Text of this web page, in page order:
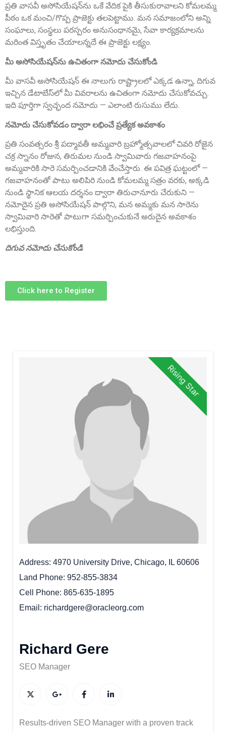
Sri Anna Ranganayakulu
Sri A.S. Aswathanarayana Setty
Founder Donor, Gowribidanur, Karnataka
Sri Matta Raghavendra
Founder Donor, Bagepalli, Karnataka
Sri DVVS Prasad & Smt. Subhashini
AP State President & Secretary, Guntur, AP
ప్రతి వాసవీ అసోసియేషన్‌ను ఒకే వేదిక పైకి తీసుకురావాలని కోమలమ్మ
పీఠం ఒక మంచి/గొప్ప ప్రాజెక్టు తలపెట్టాము. మన సమాజంలోని అన్ని
సంఘాలు, సంస్థలు పరస్పరం అనుసంధానమై, సేవా కార్యక్రమాలను
మరింత విస్తృతం చేయాలన్నదే ఈ ప్రాజెక్టు లక్ష్యం.
మీ అసోసియేషన్‌ను ఉచితంగా నమోదు చేసుకోండి
మీ వాసవీ అసోసియేషన్ ఈ నాలుగు రాష్ట్రాలలో ఎక్కడ ఉన్నా, దిగువ
ఇచ్చిన డేటాబేస్‌లో మీ వివరాలను ఉచితంగా నమోదు చేసుకోవచ్చు.
ఇది పూర్తిగా స్వచ్ఛంద నమోదు — ఎలాంటి రుసుము లేదు.
నమోదు చేసుకోవడం ద్వారా లభించే ప్రత్యేక అవకాశం
ప్రతి సంవత్సరం శ్రీ పద్మావతీ అమ్మవారి బ్రహ్మోత్సవాలలో చివరి రోజైన
చక్ర స్నానం రోజున, తిరుమల నుండి స్వామివారు గజవాహనంపై
అమ్మవారికి సారె సమర్పించడానికి వేంచేస్తారు. ఈ పవిత్ర ఘట్టంలో —
గజవాహనంతో పాటు అలిపిరి నుండి కోమలమ్మ సత్రం వరకు, అక్కడి
నుండి స్థానిక ఆలయ దర్శనం ద్వారా తిరుచానూరు చేరుకుని —
నమోదైన ప్రతి అసోసియేషన్ పాల్గొని, మన అమ్మకు మన సారెను
స్వామివారి సారెతో పాటుగా సమర్పించుకునే అరుదైన అవకాశం
లభిస్తుంది.
దిగువ నమోదు చేసుకోండి
Click here to Register
Rising Star
Address 4970 University Drive, Chicago, IL 60606
Land Phone 952-855-3834
Cell Phone 865-635-1895
Email
richardgere@oracleorg.com
Richard Gere
SEO Manager
Results-driven SEO Manager with a proven track